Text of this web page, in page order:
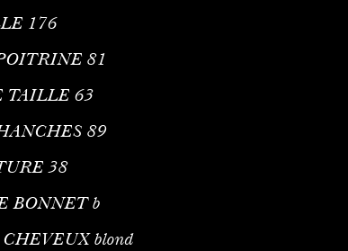
176
81
TAILLE 63
89
38
BONNET b
blond